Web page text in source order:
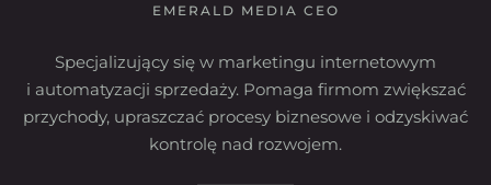
EMERALD MEDIA CEO
Specjalizujący się w marketingu internetowym
i automatyzacji sprzedaży. Pomaga firmom zwiększać
przychody, upraszczać procesy biznesowe i odzyskiwać
kontrolę nad rozwojem.